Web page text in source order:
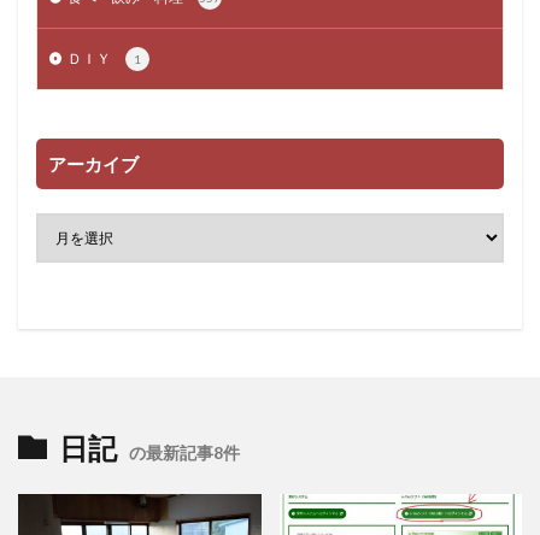
ＤＩＹ 1
アーカイブ
日記 の最新記事8件